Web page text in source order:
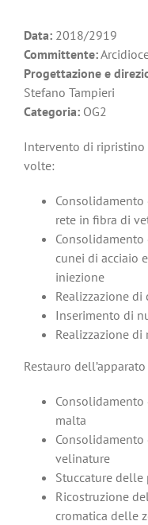
Data: 2018/2919
Committente:
Progettazione e
Stefano Tampieri
Categoria: OG2
Intervento di
volte:
Consolidamento
rete in fibra di
cunei di acciaio
iniezione
Realizzazione
Inserimento di
Realizzazione
Restauro
malta
velinature
Stuccature delle
Ricostruzione
cromatica delle